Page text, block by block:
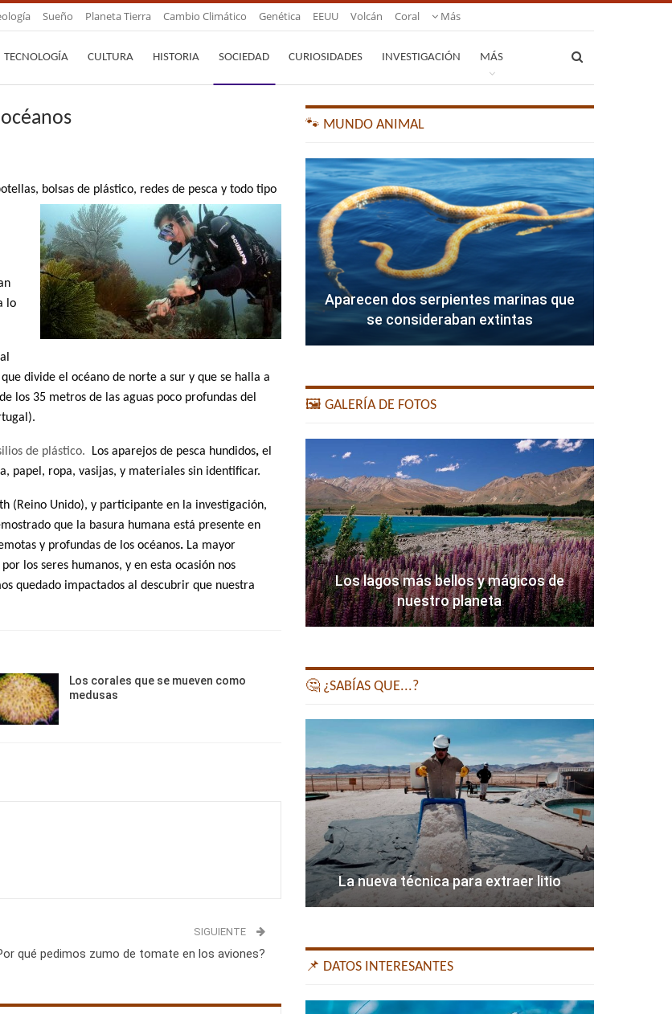
Sueño Planeta Tierra Cambio Climático Genética EEUU Volcán Coral Más
TECNOLOGÍA CULTURA HISTORIA SOCIEDAD CURIOSIDADES INVESTIGACIÓN MÁS
otellas, bolsas de plástico, redes de pesca y todo tipo
lo
divide el océano de norte a sur y que se halla a
los 35 metros de las aguas poco profundas del
de plástico. Los aparejos de pesca hundidos, el
papel, ropa, vasijas, y materiales sin identificar.
(Reino Unido), y participante en la investigación,
que la basura humana está presente en
y profundas de los océanos. La mayor
los seres humanos, y en esta ocasión nos
quedado impactados al descubrir que nuestra
Los corales que se mueven como
medusas
SIGUIENTE
qué pedimos zumo de tomate en los aviones?
🐾 MUNDO ANIMAL
Aparecen dos serpientes marinas que
se consideraban extintas
🖼️ GALERÍA DE FOTOS
Los lagos más bellos y mágicos de
nuestro planeta
🤔 ¿SABÍAS QUE...?
La nueva técnica para extraer litio
📌 DATOS INTERESANTES